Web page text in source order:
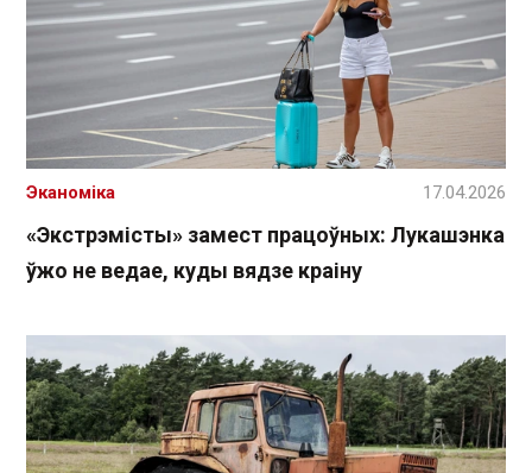
«Экстрэмісты» замест працоўных: Лукашэнка
ўжо не ведае, куды вядзе краіну
Эканоміка 17.04.2026